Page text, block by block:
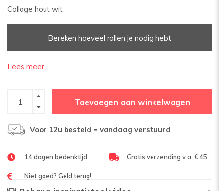
Collage hout wit
Bereken hoeveel rollen je nodig hebt
Lees meer..
Toevoegen aan winkelwagen
Voor 12u besteld = vandaag verstuurd
14 dagen bedenktijd Gratis verzending v.a. € 45
Niet goed? Geld terug!